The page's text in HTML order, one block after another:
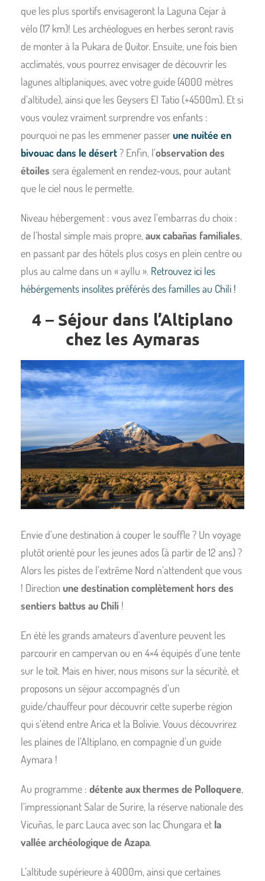
que les plus sportifs envisageront la Laguna Cejar à
vélo (17 km)! Les archéologues en herbes seront ravis
de monter à la Pukara de Quitor. Ensuite, une fois bien
acclimatés, vous pourrez envisager de découvrir les
lagunes altiplaniques, avec votre guide (4000 mètres
d’altitude), ainsi que les Geysers El Tatio (+4500m). Et si
vous voulez vraiment surprendre vos enfants :
pourquoi ne pas les emmener passerune nuitée en
bivouac dans le désert? Enfin, l’observation des
étoiles sera également en rendez-vous, pour autant
que le ciel nous le permette.
Niveau hébergement : vous avez l’embarras du choix :
de l’hostal simple mais propre, aux cabañas familiales,
en passant par des hôtels plus cosys en plein centre ou
plus au calme dans un « ayllu ». Retrouvez ici les
hébérgements insolites préférés des familles au Chili !
4 – Séjour dans l’Altiplano
chez les Aymaras
Envie d’une destination à couper le souffle ? Un voyage
plutôt orienté pour les jeunes ados (à partir de 12 ans) ?
Alors les pistes de l’extrême Nord n’attendent que vous
! Direction une destination complètement hors des
sentiers battus au Chili !
En été les grands amateurs d’aventure peuvent les
parcourir en campervan ou en 4×4 équipés d’une tente
sur le toit. Mais en hiver, nous misons sur la sécurité, et
proposons un séjour accompagnés d’un
guide/chauffeur pour découvrir cette superbe région
qui s’étend entre Arica et la Bolivie. Vouus découvrirez
les plaines de l’Altiplano, en compagnie d’un guide
Aymara !
Au programme : détente aux thermes de Polloquere,
l’impressionant Salar de Surire, la réserve nationale des
Vicuñas, le parc Lauca avec son lac Chungara et la
vallée archéologique de Azapa.
L’altitude supérieure à 4000m, ainsi que certaines